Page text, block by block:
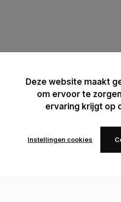
Deze website maakt
om ervoor te
ervaring krijgt op
Instellingen cookies